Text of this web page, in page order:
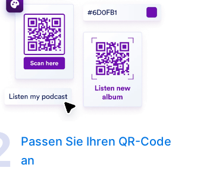
Passen Sie Ihren QR-Code
an